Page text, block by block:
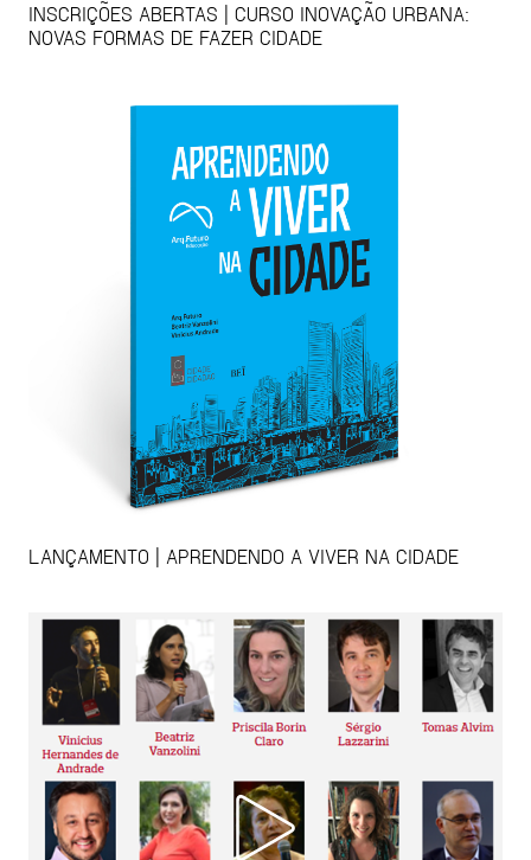
INSCRIÇÕES ABERTAS | CURSO INOVAÇÃO URBANA:
NOVAS FORMAS DE FAZER CIDADE
LANÇAMENTO | APRENDENDO A VIVER NA CIDADE